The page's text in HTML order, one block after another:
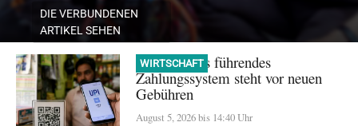
DIE VERBUNDENEN
ARTIKEL SEHEN
WIRTSCHAFT
UPI: Indiens führendes
Zahlungssystem steht vor neuen
Gebühren
August 5, 2026 bis 14:40 Uhr